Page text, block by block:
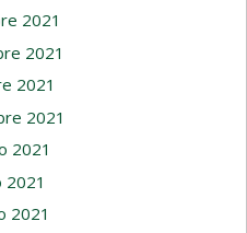
2021
2021
2021
2021
2021
2021
2021